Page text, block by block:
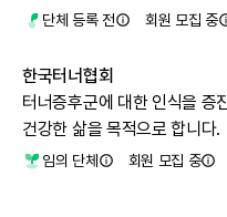
단체 등록 전 회원 모집 중
한국터너협회
터너증후군에 대한 인식을 증
건강한 삶을 목적으로 합니다.
임의 단체 회원 모집 중